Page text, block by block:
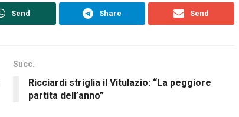
Send Share Send
Succ.
Ricciardi striglia il Vitulazio: “La peggiore
partita dell’anno”